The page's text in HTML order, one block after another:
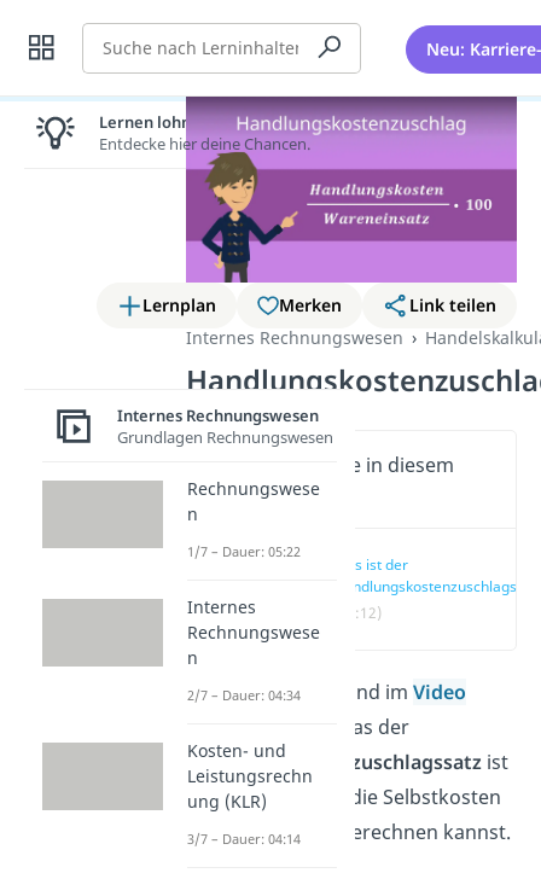
Suche Neu:
Lernplan Merken
Link teilen
Internes Rechnungswesen
Wichtige Inhalte in diesem
Video
Was ist der
(00:12)
In diesem Artikel und im Video
erklären wir dir, was der
Handlungskostenzuschlagssatzist
und wie du damit die Selbstkosten
eines Produktes berechnen kannst.
Lernen lohnt sich!
Entdecke hier deine Chancen.
Internes Rechnungswesen
Grundlagen Rechnungswesen
Rechnungswese
n
1/7 – Dauer: 05:22
Internes
Rechnungswese
n
2/7 – Dauer: 04:34
Kosten- und
Leistungsrechn
ung (KLR)
3/7 – Dauer: 04:14